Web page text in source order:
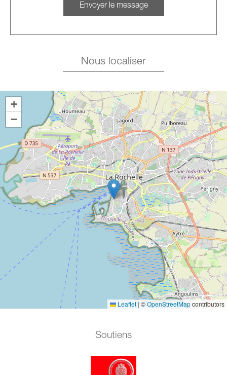
Nous localiser
+
−
Leaflet | ©OpenStreetMapcontributors
Soutiens